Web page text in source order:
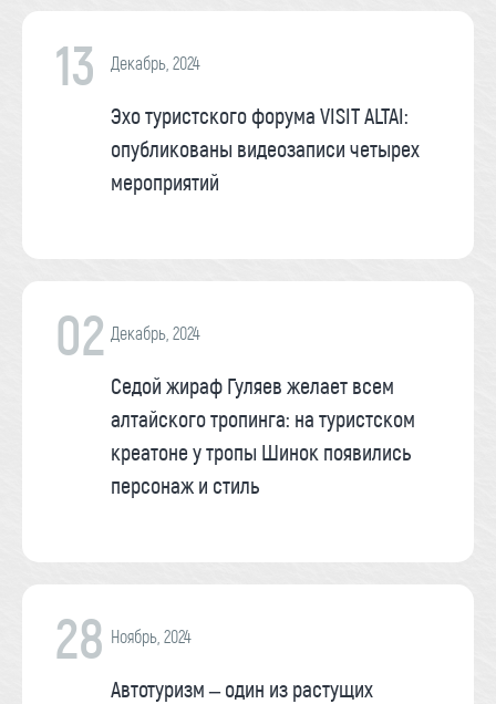
13 Декабрь, 2024
Эхо туристского форума VISIT ALTAI:
опубликованы видеозаписи четырех
мероприятий
02 Декабрь, 2024
Седой жираф Гуляев желает всем
алтайского тропинга: на туристском
креатоне у тропы Шинок появились
персонаж и стиль
28 Ноябрь, 2024
Автотуризм – один из растущих